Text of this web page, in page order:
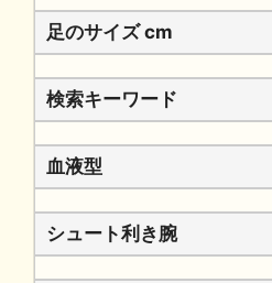
足のサイズ cm
検索キーワード
血液型
シュート利き腕